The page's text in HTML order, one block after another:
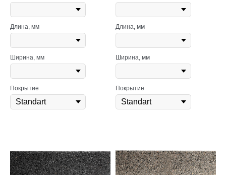
Длина, мм
Ширина, мм
Покрытие
Длина, мм
Ширина, мм
Покрытие